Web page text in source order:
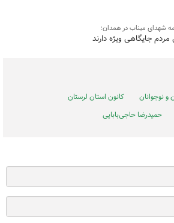
‌شهدای میناب در همدان؛
جایگاهی ویژه دارند
نوجوانان
کانون استان لرستان
حمیدرضا حاجی‌بابایی